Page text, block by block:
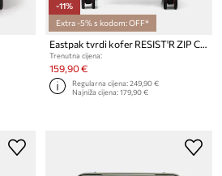
-11%
Extra -5% s kodom: OFF*
Eastpak tvrdi kofer RESIST'R ZIP CABIN
Trenutna cijena:
159,90 €
Regularna cijena:249,90 €
Najniža cijena:179,90 €